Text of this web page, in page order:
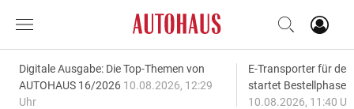
Digitale Ausgabe: Die Top-Themen von
AUTOHAUS 16/2026 10.08.2026, 12:29
Uhr
E-Transporter für
startet Bestellphase
10.08.2026, 11:40